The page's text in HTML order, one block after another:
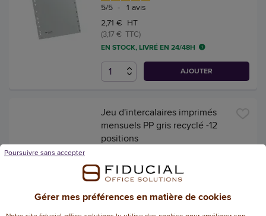
5/5 - 1 avis
2,71 € HT
(3,17 € TTC)
EN STOCK, LIVRÉ EN 24/48H
AJOUTER
Jeu d'intercalaires imprimés
mensuels PP gris recyclé -12
positions
5/5- 1avis
3,08 € HT
Gérer mes préférences en matière de cookies
Poursuivre sans accepter